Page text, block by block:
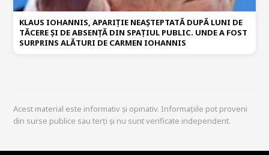
KLAUS IOHANNIS, APARIȚIE NEAȘTEPTATĂ DUPĂ LUNI DE
TĂCERE ȘI DE ABSENȚĂ DIN SPAȚIUL PUBLIC. UNDE A FOST
SURPRINS ALĂTURI DE CARMEN IOHANNIS
Acest material este informativ și opinativ. Informațiile pot proveni
din surse publice sau terți și nu sunt verificate independent.